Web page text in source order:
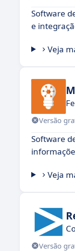
Software
e
Veja
Versão
Software
Veja
Versão